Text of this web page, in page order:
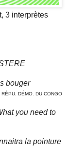
3 interprètes
bouger
RÉPU. DÉMO. DU CONGO
you need to
la pointure